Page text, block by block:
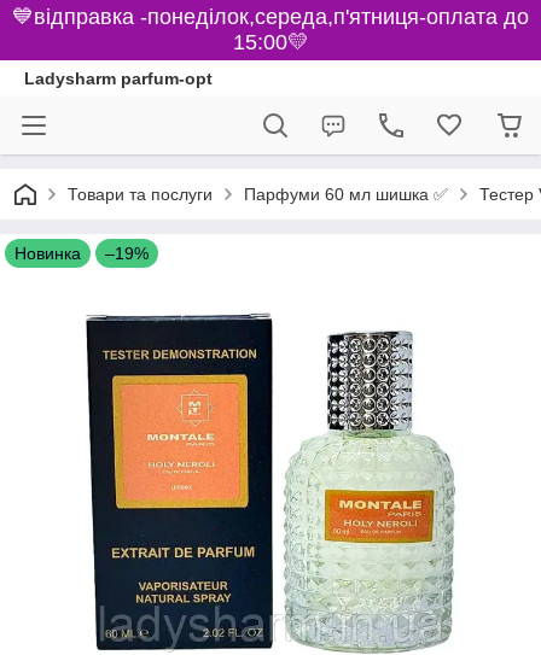
💙відправка -понеділок,середа,п'ятниця-оплата до
15:00💛
Ladysharm parfum-opt
Товари та послуги Парфуми 60 мл шишка ✅ Тестер
Новинка –19%